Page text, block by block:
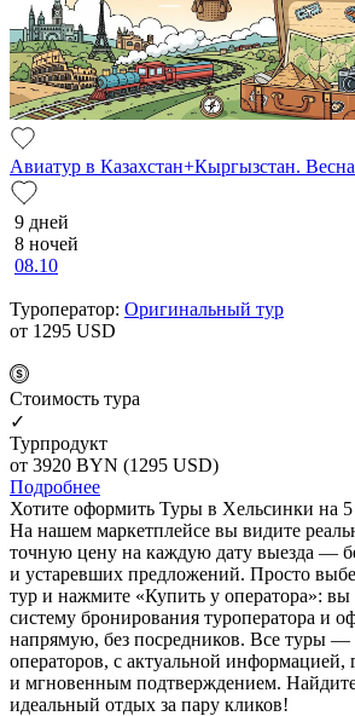
Авиатур в Казахстан+Кыргызстан.
9 дней
8 ночей
08.10
Туроператор: Оригинальный тур
от 1295 USD
Cтоимость тура
✓
Турпродукт
от 3920 BYN (1295 USD)
Подробнее
Хотите оформить Туры в Хельсинки на
На нашем маркетплейсе вы видите
точную цену на каждую дату выезда —
и устаревших предложений. Просто
тур и нажмите «Купить у оператора»: вы
систему бронирования туроператора и
напрямую, без посредников. Все туры —
операторов, с актуальной
и мгновенным подтверждением.
идеальный отдых за пару кликов!